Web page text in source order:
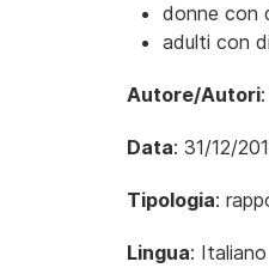
donne con
adulti con
Autore/Autori
Data: 31/12/
Tipologia:
Lingua: Italiano